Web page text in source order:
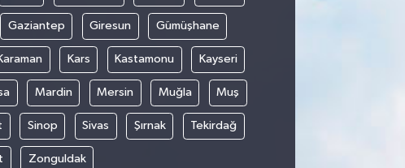
Gaziantep Giresun Gümüşhane
Kars Kastamonu Kayseri
Mardin Mersin Muğla Muş
Sinop Sivas Şırnak Tekirdağ
Zonguldak